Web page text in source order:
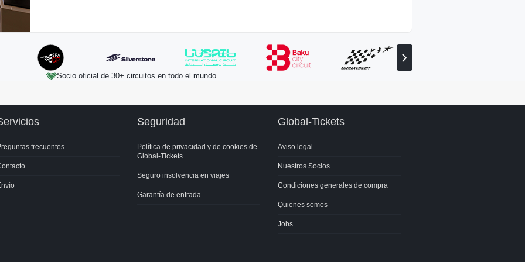
Ver
el
Socio oficial de 30+ circuitos en todo el mundo
frecuentes
Seguridad
Política de privacidad y de cookies de
Global-Tickets
Seguro insolvencia en viajes
Garantía de entrada
Global-Tickets
Aviso legal
Nuestros Socios
Condiciones generales de compra
Quienes somos
Jobs